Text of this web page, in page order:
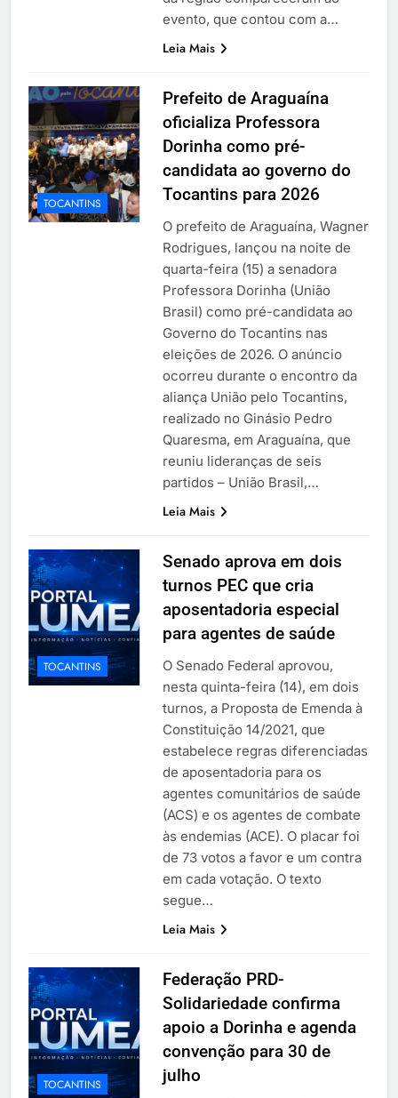
evento, que contou com a…
Leia Mais
TOCANTINS
Prefeito de Araguaína
oficializa Professora
Dorinha como pré-
candidata ao governo do
Tocantins para 2026
O prefeito de Araguaína, Wagner
Rodrigues, lançou na noite de
quarta-feira (15) a senadora
Professora Dorinha (União
Brasil) como pré-candidata ao
Governo do Tocantins nas
eleições de 2026. O anúncio
ocorreu durante o encontro da
aliança União pelo Tocantins,
realizado no Ginásio Pedro
Quaresma, em Araguaína, que
reuniu lideranças de seis
partidos – União Brasil,…
Leia Mais
TOCANTINS
Senado aprova em dois
turnos PEC que cria
aposentadoria especial
para agentes de saúde
O Senado Federal aprovou,
nesta quinta-feira (14), em dois
turnos, a Proposta de Emenda à
Constituição 14/2021, que
estabelece regras diferenciadas
de aposentadoria para os
agentes comunitários de saúde
(ACS) e os agentes de combate
às endemias (ACE). O placar foi
de 73 votos a favor e um contra
em cada votação. O texto
segue…
Leia Mais
TOCANTINS
Federação PRD-
Solidariedade confirma
apoio a Dorinha e agenda
convenção para 30 de
julho